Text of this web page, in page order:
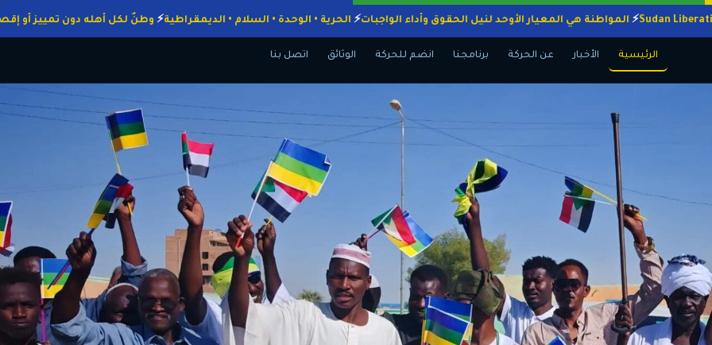
المواطنة هي المعيار الأوحد لنيل الحقوق وأداء الواجبات الحرية • الوحدة • السلام • الديمقراطية وطنٌ لكل أهله دون
الرئيسية الأخبار عن الحركة برنامجنا انضم للحركة الوثائق اتصل بنا